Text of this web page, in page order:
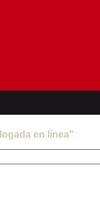
en línea"